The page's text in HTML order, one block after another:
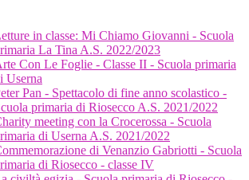
in classe: Mi Chiamo Giovanni - Scuola
La Tina A.S. 2022/2023
Con Le Foglie - Classe II - Scuola primaria
Userna
Pan - Spettacolo di fine anno scolastico -
primaria di Riosecco A.S. 2021/2022
meeting con la Crocerossa - Scuola
di Userna A.S. 2021/2022
di Venanzio Gabriotti - Scuola
di Riosecco - classe IV